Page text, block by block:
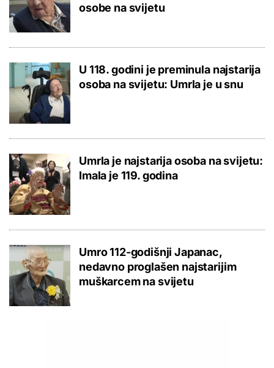
osobe na svijetu
U 118. godini je preminula najstarija
osoba na svijetu: Umrla je u snu
Umrla je najstarija osoba na svijetu:
Imala je 119. godina
Umro 112-godišnji Japanac,
nedavno proglašen najstarijim
muškarcem na svijetu